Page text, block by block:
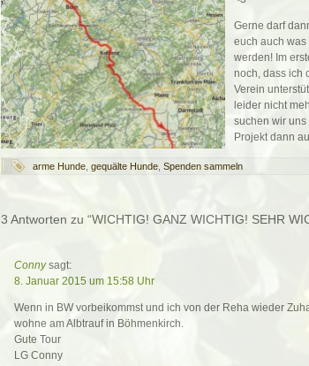
Gerne darf
euch auch was
werden! Im
noch, dass ich
Verein
leider nicht
suchen wir
Projekt dann
arme Hunde gequälte Hunde Spenden sammeln
3 Antworten zu “WICHTIG! GANZ WICHTIG! SEHR
Conny sagt:
8. Januar 2015 um 15:58 Uhr
Wenn in BW vorbeikommst und ich von der Reha wieder
wohne am Albtrauf in Böhmenkirch.
Gute Tour
LG Conny